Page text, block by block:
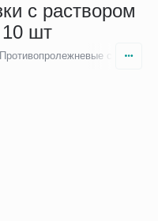
с раствором
10 шт
Противопролежневые средства